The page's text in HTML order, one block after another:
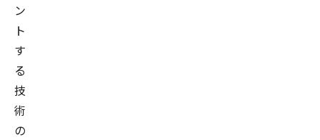
ン
ト
す
る
技
術
の